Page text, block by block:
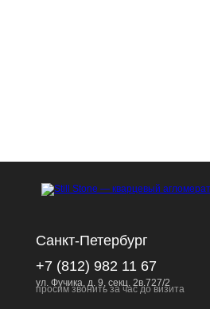
просим звонить за час до визита
Санкт-Петербург
+7 (812) 982 11 67
ул. Фучика, д. 9, секц. 2в.727/2